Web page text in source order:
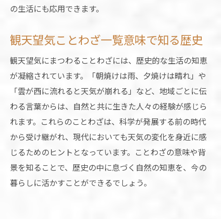
の生活にも応用できます。
観天望気ことわざ一覧意味で知る歴史
観天望気にまつわることわざには、歴史的な生活の知恵
が凝縮されています。「朝焼けは雨、夕焼けは晴れ」や
「雲が西に流れると天気が崩れる」など、地域ごとに伝
わる言葉からは、自然と共に生きた人々の経験が感じら
れます。これらのことわざは、科学が発展する前の時代
から受け継がれ、現代においても天気の変化を身近に感
じるためのヒントとなっています。ことわざの意味や背
景を知ることで、歴史の中に息づく自然の知恵を、今の
暮らしに活かすことができるでしょう。